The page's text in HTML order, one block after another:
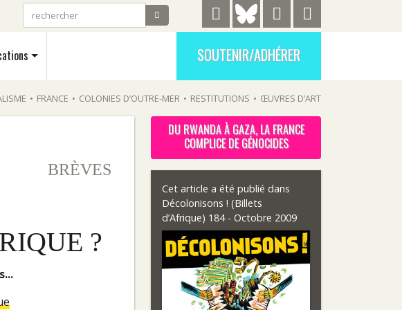
SOUTENIR/ADHÉRER
• FRANCE • COLONIES D’OUTRE-MER • RESTITUTIONS • ŒUVRES D’ART
BRÈVES
?
DU RWANDA À GAZA, LA FRANCE
COMPLICE DE GÉNOCIDES
Cet article a été publié dans
Décolonisons ! (Billets
d’Afrique) 184 - Octobre 2009